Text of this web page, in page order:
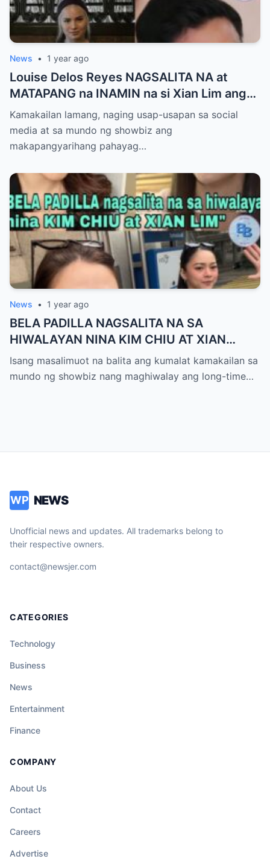
News • 1 year ago
Louise Delos Reyes NAGSALITA NA at
MATAPANG na INAMIN na si Xian Lim ang
AMA ng Pinagbubuntis nya!-A
Kamakailan lamang, naging usap-usapan sa social
media at sa mundo ng showbiz ang
makapangyarihang pahayag…
News • 1 year ago
BELA PADILLA NAGSALITA NA SA
HIWALAYAN NINA KIM CHIU AT XIAN
LIM,!BUONG DETALYE ALAMIN
Isang masalimuot na balita ang kumalat kamakailan sa
mundo ng showbiz nang maghiwalay ang long-time…
WP NEWS
Unofficial news and updates. All trademarks belong to
their respective owners.
contact@newsjer.com
CATEGORIES
Technology
Business
News
Entertainment
Finance
COMPANY
About Us
Contact
Careers
Advertise